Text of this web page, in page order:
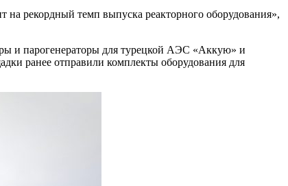
рекордный темп выпуска реакторного оборудования»,
и парогенераторы для турецкой АЭС «Аккую» и
ранее отправили комплекты оборудования для